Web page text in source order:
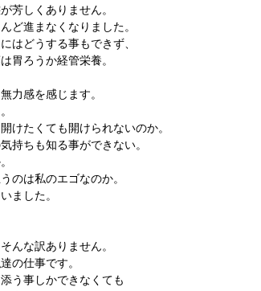
芳しくありません。
ど進まなくなりました。
はどうする事もできず、
胃ろうか経管栄養。
力感を感じます。
けたくても開けられないのか。
持ちも知る事ができない。
のは私のエゴなのか。
ました。
んな訳ありません。
の仕事です。
う事しかできなくても